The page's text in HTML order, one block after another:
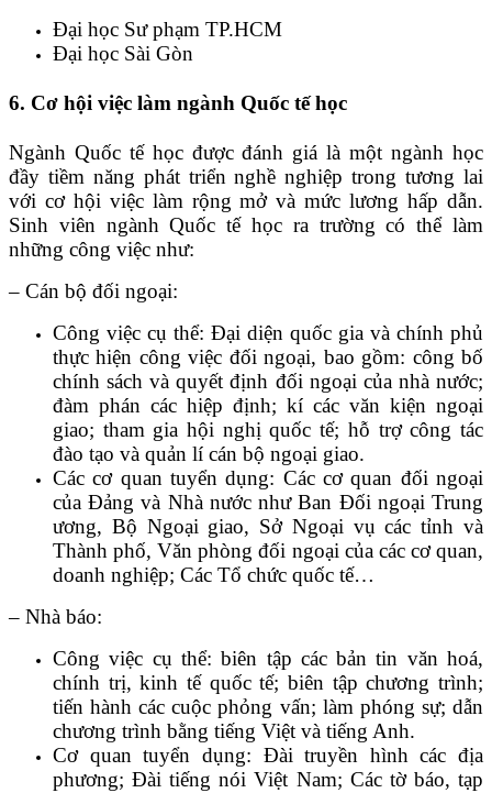
Đại học Sư phạm TP.HCM
Đại học Sài Gòn
6. Cơ hội việc làm ngành Quốc tế học
Ngành Quốc tế học được đánh giá là một ngành học
đầy tiềm năng phát triển nghề nghiệp trong tương lai
với cơ hội việc làm rộng mở và mức lương hấp dẫn.
Sinh viên ngành Quốc tế học ra trường có thể làm
những công việc như:
– Cán bộ đối ngoại:
Công việc cụ thể: Đại diện quốc gia và chính phủ
thực hiện công việc đối ngoại, bao gồm: công bố
chính sách và quyết định đối ngoại của nhà nước;
đàm phán các hiệp định; kí các văn kiện ngoại
giao; tham gia hội nghị quốc tế; hỗ trợ công tác
đào tạo và quản lí cán bộ ngoại giao.
Các cơ quan tuyển dụng: Các cơ quan đối ngoại
của Đảng và Nhà nước như Ban Đối ngoại Trung
ương, Bộ Ngoại giao, Sở Ngoại vụ các tỉnh và
Thành phố, Văn phòng đối ngoại của các cơ quan,
doanh nghiệp; Các Tổ chức quốc tế…
– Nhà báo:
Công việc cụ thể: biên tập các bản tin văn hoá,
chính trị, kinh tế quốc tế; biên tập chương trình;
tiến hành các cuộc phỏng vấn; làm phóng sự; dẫn
chương trình bằng tiếng Việt và tiếng Anh.
Cơ quan tuyển dụng: Đài truyền hình các địa
phương; Đài tiếng nói Việt Nam; Các tờ báo, tạp